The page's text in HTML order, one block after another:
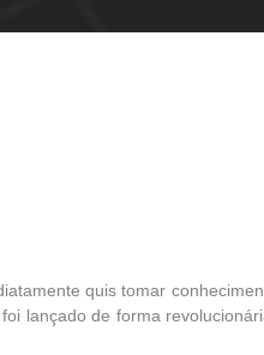
quis tomar
lançado de forma